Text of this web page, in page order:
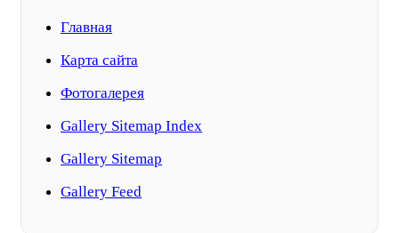
Главная
Карта сайта
Фотогалерея
Gallery Sitemap Index
Gallery Sitemap
Gallery Feed